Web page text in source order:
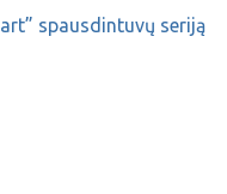
spausdintuvų seriją